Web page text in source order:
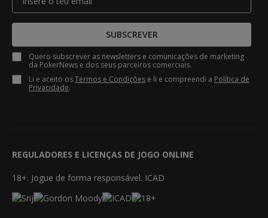
SUBSCREVER
Quero subscrever as newsletters e comunicações de marketing
da PokerNews e dos seus parceiros comerciais.
Li e aceito osTermos e Condições e li e compreendi a Política de
Privacidade.
REGULADORES E LICENÇAS DE JOGO ONLINE
18+. Jogue de forma responsável. ICAD